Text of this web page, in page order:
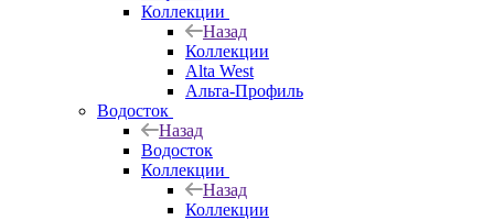
Коллекции
Назад
Коллекции
Alta West
Альта-Профиль
Водосток
Назад
Водосток
Коллекции
Назад
Коллекции